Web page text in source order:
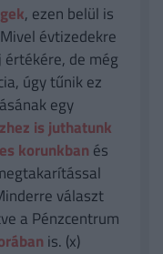
, ezen belül is
évtizedekre
de még
úgy tűnik ez
egy
is juthatunk
korunkban és
választ
a Pénzcentrum
is. (x)